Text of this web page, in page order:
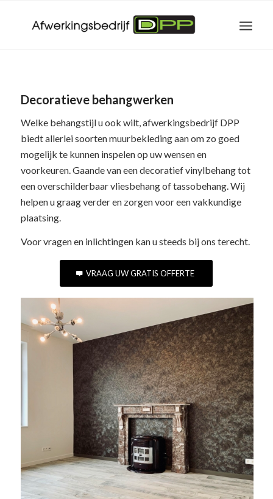
Decoratieve behangwerken
Welke behangstijl u ook wilt, afwerkingsbedrijf DPP
biedt allerlei soorten muurbekleding aan om zo goed
mogelijk te kunnen inspelen op uw wensen en
voorkeuren. Gaande van een decoratief vinylbehang tot
een overschilderbaar vliesbehang of tassobehang. Wij
helpen u graag verder en zorgen voor een vakkundige
plaatsing.
Voor vragen en inlichtingen kan u steeds bij ons terecht.
VRAAG UW GRATIS OFFERTE